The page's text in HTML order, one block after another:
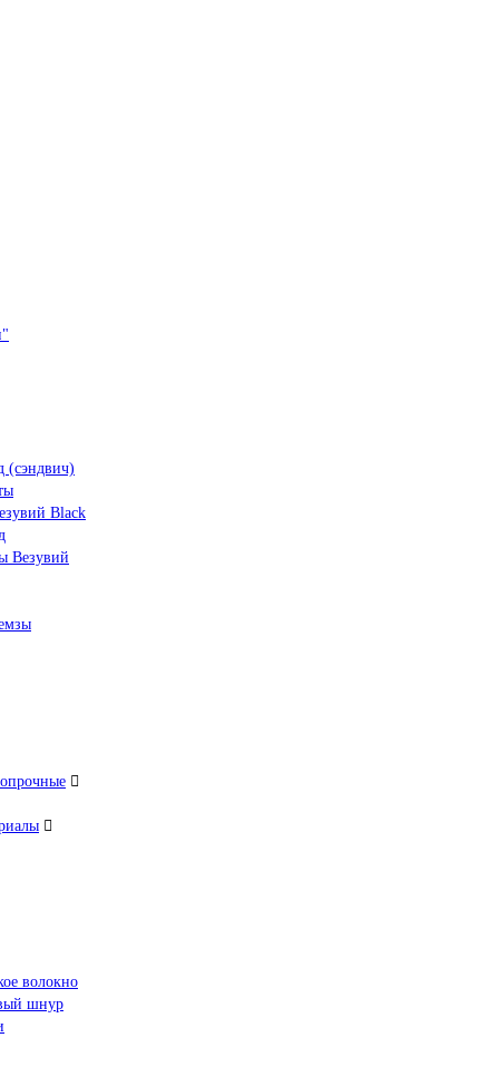
(сэндвич)
Black
Везувий
волокно
шнур